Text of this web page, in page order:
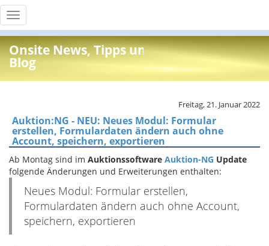
Toggle
navigation
Onsite News, Tipps und Info
Blog
Freitag, 21. Januar 2022
Auktion:NG - NEU: Neues Modul: Formular
erstellen, Formulardaten ändern auch ohne
Account, speichern, exportieren
Ab Montag sind im Auktionssoftware Auktion-NG Update
folgende Änderungen und Erweiterungen enthalten:
Neues Modul: Formular erstellen,
Formulardaten ändern auch ohne Account,
speichern, exportieren